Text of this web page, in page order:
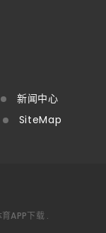
新闻中心
SiteMap
APP下载.